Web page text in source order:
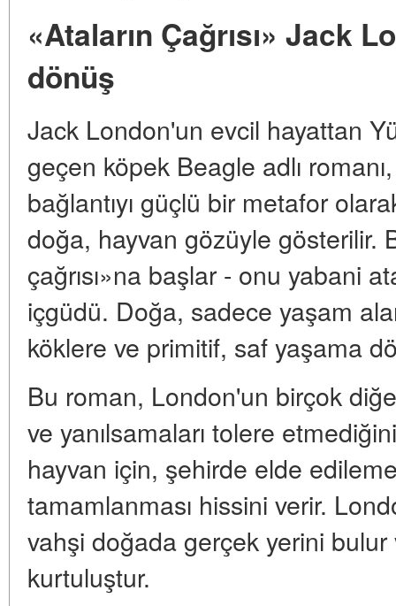
«Ataların Çağrısı» Jack
dönüş
Jack London'un evcil hayattan
geçen köpek Beagle adlı
bağlantıyı güçlü bir metafor
doğa, hayvan gözüyle gösterilir.
çağrısı»na başlar - onu yabani
içgüdü. Doğa, sadece yaşam
köklere ve primitif, saf yaşama
Bu roman, London'un birçok
ve yanılsamaları tolere
hayvan için, şehirde elde
tamamlanması hissini verir.
vahşi doğada gerçek yerini
kurtuluştur.